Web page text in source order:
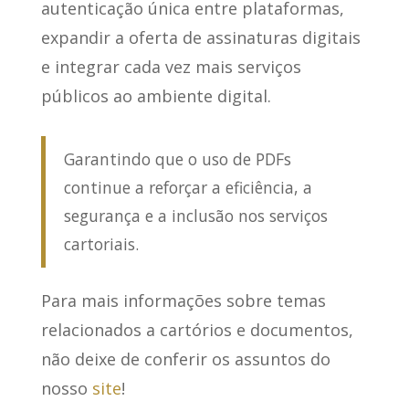
autenticação única entre plataformas,
expandir a oferta de assinaturas digitais
e integrar cada vez mais serviços
públicos ao ambiente digital.
Garantindo que o uso de PDFs
continue a reforçar a eficiência, a
segurança e a inclusão nos serviços
cartoriais.
Para mais informações sobre temas
relacionados a cartórios e documentos,
não deixe de conferir os assuntos do
nosso site!